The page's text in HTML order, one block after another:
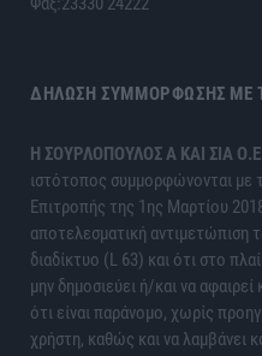
ΔΉΛΩΣΗ ΣΥΜΜΌΡΦΩΣΗΣ ΜΕ
H ΣΟΥΡΛΟΠΟΥΛΟΣ Α ΚΑΙ ΣΙΑ Ο.Ε
ιστότοπος συμμορφώνονται με
Επιτροπής της 1ης Μαρτίου
αποτελεσματική αντιμετώπιση
διαδίκτυο (L 63) και ότι στο
μην δημοσιεύει ή/και να
ότι είναι παράνομο, χωρίς
χρήστη, καθώς και να λαμβάνει